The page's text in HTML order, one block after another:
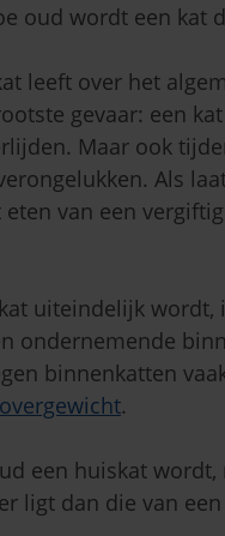
oud wordt een kat
leeft over het
gevaar: een
Maar ook
Als
van een
uiteindelijk wordt,
ondernemende
binnenkatten
overgewicht.
een huiskat
ligt dan die van